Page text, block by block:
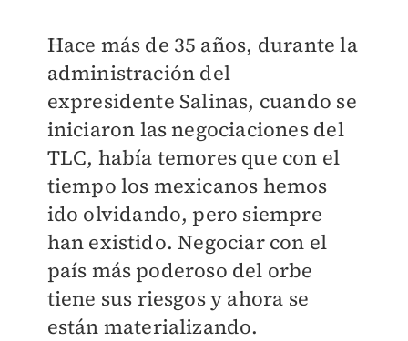
Hace más de 35 años, durante la
administración del
expresidente Salinas, cuando se
iniciaron las negociaciones del
TLC, había temores que con el
tiempo los mexicanos hemos
ido olvidando, pero siempre
han existido. Negociar con el
país más poderoso del orbe
tiene sus riesgos y ahora se
están materializando.